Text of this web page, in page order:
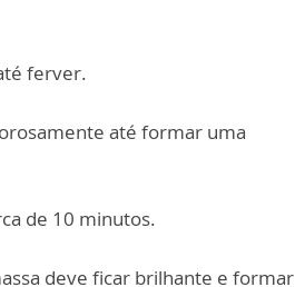
ferver.
até formar uma
de 10 minutos.
deve ficar brilhante e formar